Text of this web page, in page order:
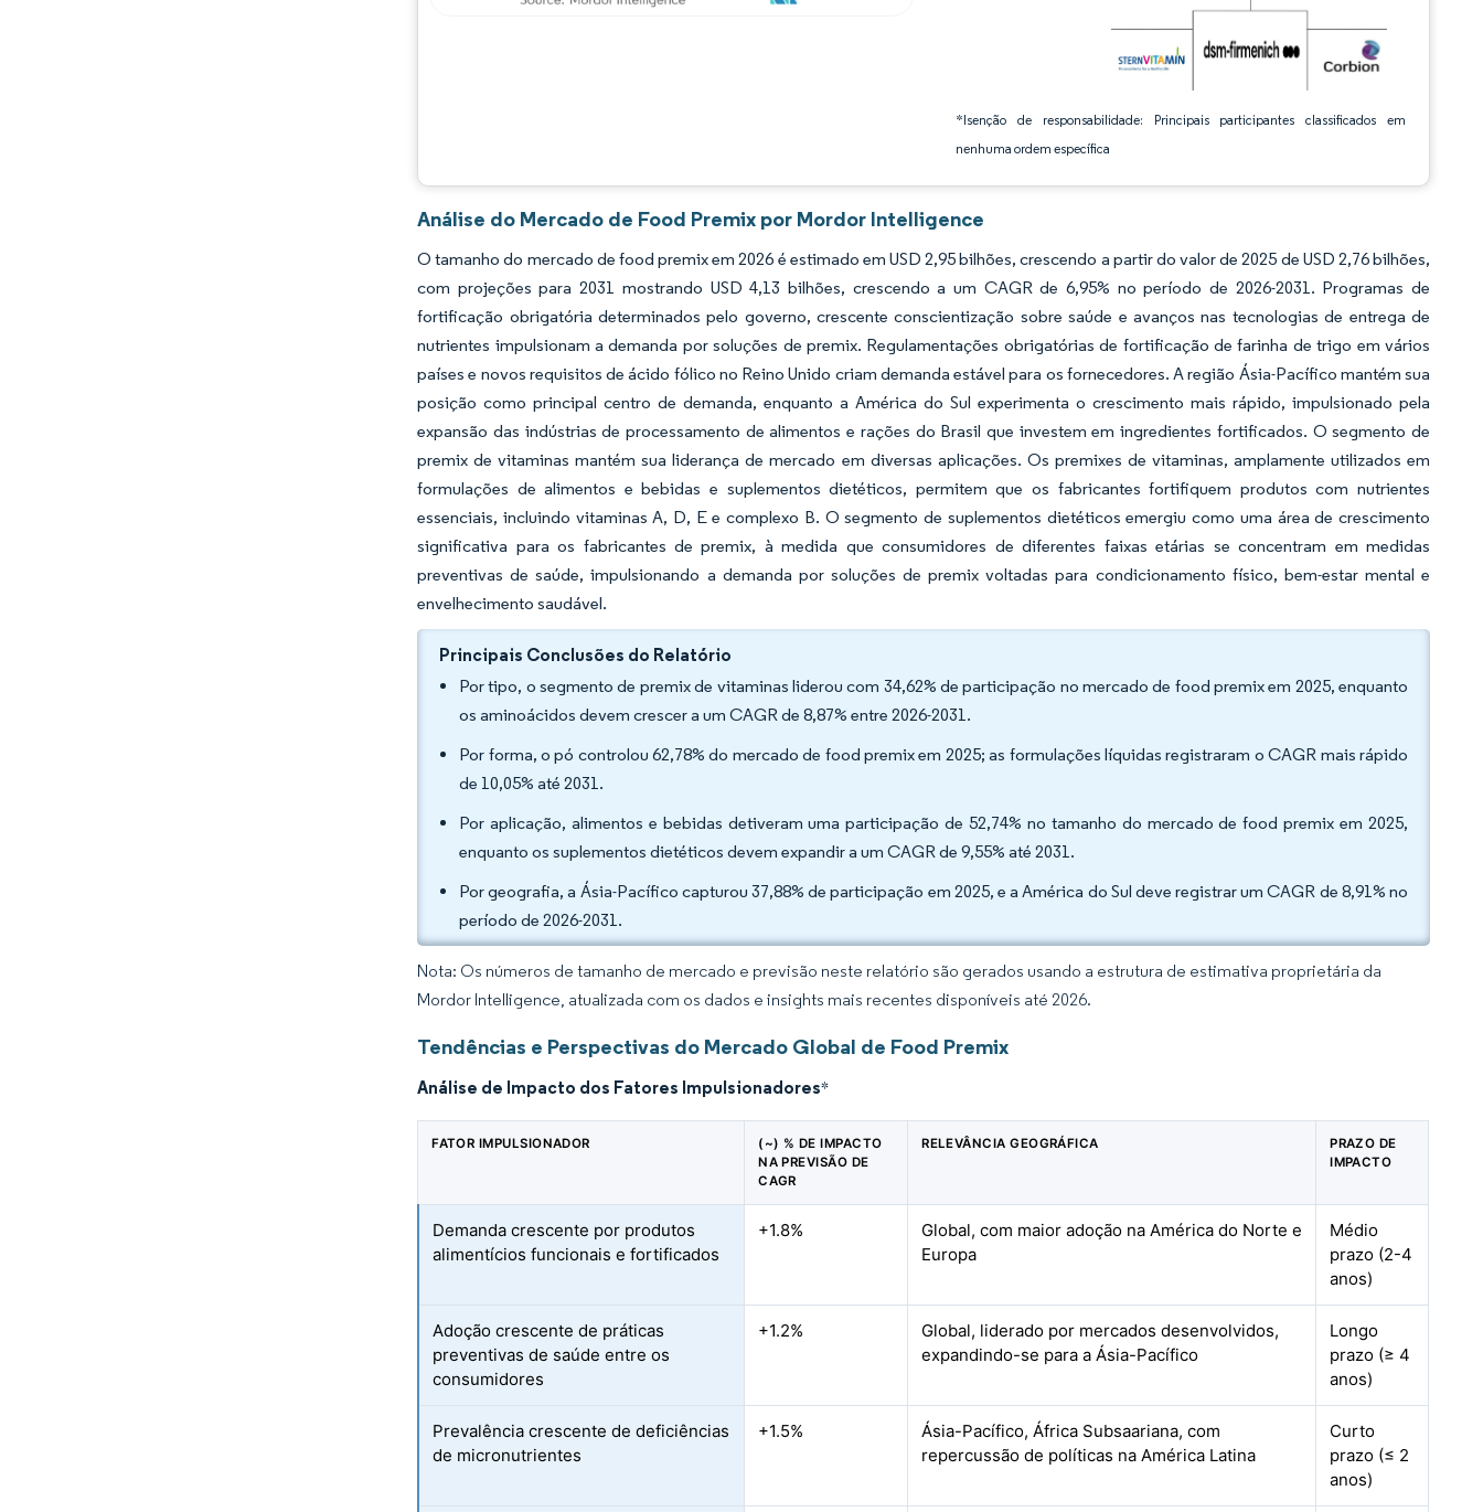
*Isenção de responsabilidade: Principais participantes classificados em
nenhuma ordem específica
Análise do Mercado de Food Premix por Mordor Intelligence
O tamanho do mercado de food premix em 2026 é estimado em USD 2,95 bilhões, crescendo a partir do valor de 2025 de USD 2,76 bilhões,
com projeções para 2031 mostrando USD 4,13 bilhões, crescendo a um CAGR de 6,95% no período de 2026-2031. Programas de
fortificação obrigatória determinados pelo governo, crescente conscientização sobre saúde e avanços nas tecnologias de entrega de
nutrientes impulsionam a demanda por soluções de premix. Regulamentações obrigatórias de fortificação de farinha de trigo em vários
países e novos requisitos de ácido fólico no Reino Unido criam demanda estável para os fornecedores. A região Ásia-Pacífico mantém sua
posição como principal centro de demanda, enquanto a América do Sul experimenta o crescimento mais rápido, impulsionado pela
expansão das indústrias de processamento de alimentos e rações do Brasil que investem em ingredientes fortificados. O segmento de
premix de vitaminas mantém sua liderança de mercado em diversas aplicações. Os premixes de vitaminas, amplamente utilizados em
formulações de alimentos e bebidas e suplementos dietéticos, permitem que os fabricantes fortifiquem produtos com nutrientes
essenciais, incluindo vitaminas A, D, E e complexo B. O segmento de suplementos dietéticos emergiu como uma área de crescimento
significativa para os fabricantes de premix, à medida que consumidores de diferentes faixas etárias se concentram em medidas
preventivas de saúde, impulsionando a demanda por soluções de premix voltadas para condicionamento físico, bem-estar mental e
envelhecimento saudável.
Principais Conclusões do Relatório
Por tipo, o segmento de premix de vitaminas liderou com 34,62% de participação no mercado de food premix em 2025, enquanto
os aminoácidos devem crescer a um CAGR de 8,87% entre 2026-2031.
Por forma, o pó controlou 62,78% do mercado de food premix em 2025; as formulações líquidas registraram o CAGR mais rápido
de 10,05% até 2031.
Por aplicação, alimentos e bebidas detiveram uma participação de 52,74% no tamanho do mercado de food premix em 2025,
enquanto os suplementos dietéticos devem expandir a um CAGR de 9,55% até 2031.
Por geografia, a Ásia-Pacífico capturou 37,88% de participação em 2025, e a América do Sul deve registrar um CAGR de 8,91% no
período de 2026-2031.
Nota: Os números de tamanho de mercado e previsão neste relatório são gerados usando a estrutura de estimativa proprietária da
Mordor Intelligence, atualizada com os dados e insights mais recentes disponíveis até 2026.
Tendências e Perspectivas do Mercado Global de Food Premix
Análise de Impacto dos Fatores Impulsionadores*
FATOR IMPULSIONADOR
(~) % DE IMPACTO
NA PREVISÃO DE
CAGR
RELEVÂNCIA GEOGRÁFICA
PRAZO DE
IMPACTO
Demanda crescente por produtos
alimentícios funcionais e fortificados
+1.8%
Global, com maior adoção na América do Norte e
Europa
Médio
prazo (2-4
anos)
Adoção crescente de práticas
preventivas de saúde entre os
consumidores
+1.2%
Global, liderado por mercados desenvolvidos,
expandindo-se para a Ásia-Pacífico
Longo
prazo (≥ 4
anos)
Prevalência crescente de deficiências
de micronutrientes
+1.5%
Ásia-Pacífico, África Subsaariana, com
repercussão de políticas na América Latina
Curto
prazo (≤ 2
anos)